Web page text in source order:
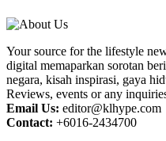
Your source for the lifestyle
digital memaparkan sorotan
negara, kisah inspirasi, gaya
Reviews, events or any
Email Us: editor@klhype.com
Contact: +6016-2434700